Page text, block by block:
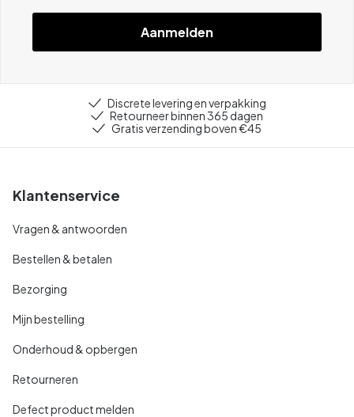
Aanmelden
Discrete levering en verpakking
Retourneer binnen 365 dagen
Gratis verzending boven €45
Klantenservice
Vragen & antwoorden
Bestellen & betalen
Bezorging
Mijn bestelling
Onderhoud & opbergen
Retourneren
Defect product melden